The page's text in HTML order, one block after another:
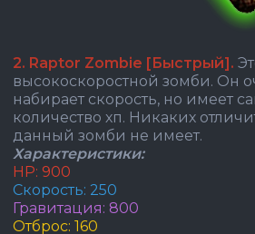
2. Raptor Zombie [Быстрый].
высокоскоростной зомби. Он
набирает скорость, но имеет
количество хп. Никаких
данный зомби не имеет.
Характеристики:
HP: 900
Скорость: 250
Гравитация: 800
Отброс: 160